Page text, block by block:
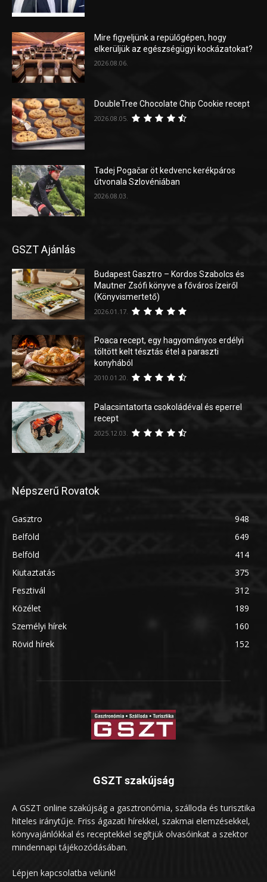
Mire figyeljünk a repülőgépen, hogy
elkerüljük az egészségügyi kockázatokat?
2026.08.06.
DoubleTree Chocolate Chip Cookie recept
2026.08.05.
Tadej Pogačar öt kedvenc kerékpáros
útvonala Szlovéniában
2026.08.03.
GSZT Ajánlás
Budapest Gasztro – Kordos Szabolcs és
Mautner Zsófi könyve a főváros ízeiről
(Könyvismertető)
2026.01.17.
Poaca recept, egy hagyományos erdélyi
töltött kelt tésztás étel a paraszti
konyhából
2010.01.20.
Palacsintatorta csokoládéval és eperrel
recept
2025.12.03.
Népszerű Rovatok
Gasztro
948
Belföld
649
Belföld
414
Kiutaztatás
375
Fesztivál
312
Közélet
189
Személyi hírek
160
Rövid hírek
152
GSZT szakújság
A GSZT online szakújság a gasztronómia, szálloda és turisztika
hiteles iránytűje. Friss ágazati hírekkel, szakmai elemzésekkel,
könyvajánlókkal és receptekkel segítjük olvasóinkat a szektor
mindennapi tájékozódásában.
Lépjen kapcsolatba velünk!